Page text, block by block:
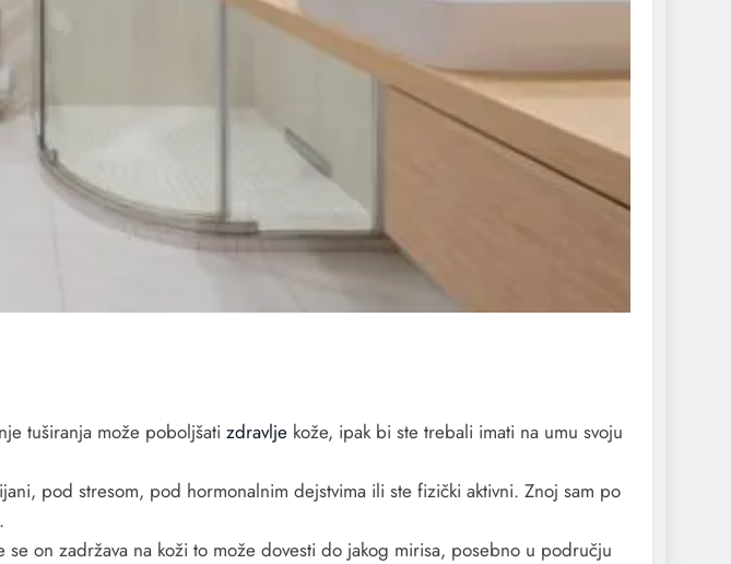
tuširanja može poboljšati zdravlje kože, ipak bi ste trebali imati na umu svoju
pod stresom, pod hormonalnim dejstvima ili ste fizički aktivni. Znoj sam po
on zadržava na koži to može dovesti do jakog mirisa, posebno u području